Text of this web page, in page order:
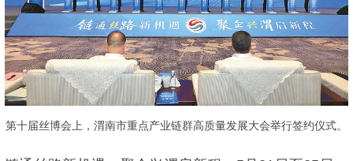
第十届丝博会上，渭南市重点产业链群高质量发展大会举行签约仪式。